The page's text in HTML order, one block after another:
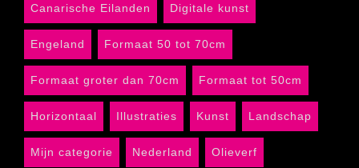
Canarische Eilanden Digitale kunst
Engeland Formaat 50 tot 70cm
Formaat groter dan 70cm Formaat tot 50cm
Horizontaal Illustraties Kunst Landschap
Mijn categorie Nederland Olieverf